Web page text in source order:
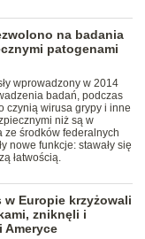
na badania
patogenami
wprowadzony w 2014
badań, podczas
czynią wirusa grypy i inne
niż są w
ze środków federalnych
nowe funkcje: stawały się
łatwością.
w Europie krzyżowali
zniknęli i
Ameryce